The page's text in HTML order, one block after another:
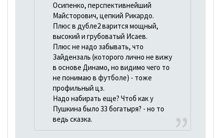
Осипенко, перспективнейший
Майсторович, цепкий Рикардо.
Плюс в дубле2 варится мощный,
высокий и грубоватый Исаев.
Плюс не надо забывать, что
Зайдензаль (которого лично не вижу
в основе Динамо, но видимо чего то
не понимаю в футболе) - тоже
профильный цз.
Надо набирать еще? Чтоб как у
Пушкина было 33 богатыря? - но то
ведь сказка.